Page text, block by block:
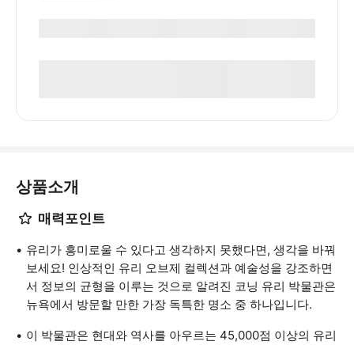
상품소개
매력포인트
유리가 흥미로울 수 있다고 생각하지 못했다면, 생각을 바꿔
보세요! 인상적인 유리 오브제 컬렉션과 예술성을 강조하면
서 정보의 균형을 이루는 것으로 알려진 코닝 유리 박물관은
뉴욕에서 방문할 만한 가장 독특한 명소 중 하나입니다.
이 박물관은 현대와 역사를 아우르는 45,000점 이상의 유리